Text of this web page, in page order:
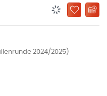
ZU
2024/2025)